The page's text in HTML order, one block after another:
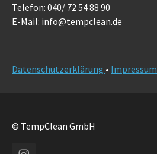
Telefon: 040/ 72 54 88 90
E-Mail: info@tempclean.de
Datenschutzerklärung • Impressum
© TempClean GmbH